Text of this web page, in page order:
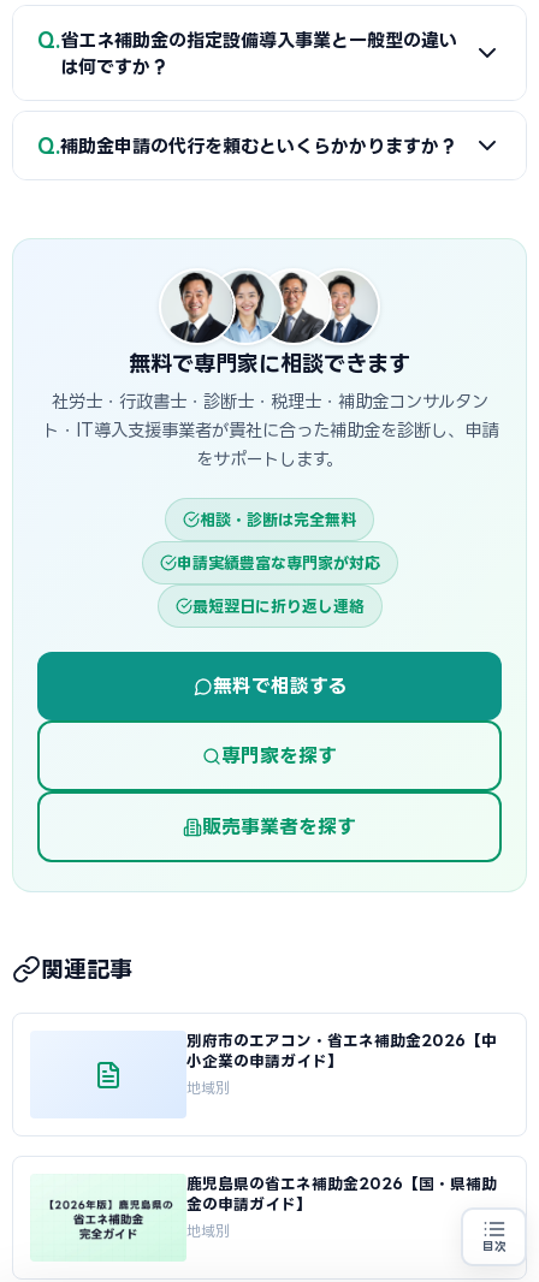
る組み合わせが一般的です。福岡市経済観光文化局で最適な
経費配分の事前確認をお勧めします。
A
省エネ補助金（SII類型）の申請に必要な基本書類は、G
ビズIDプライム・省エネ計算書（現状比較）・設備メーカー
メーカーまたは省エネ診断機関の協力が必要です。福岡市経
済観光文化局で対象設備・申請書類の確認と診断機関の紹介
Q 省エネ補助金の指定設備導入事業と一般型の違い
は何ですか？
A
指定設備導入事業は事前登録された省エネ設備から選ぶ
Q 補助金申請の代行を頼むといくらかかりますか？
す。当サイトでは福岡市に対応した専門家を無料でご紹介して
無料で専門家に相談できます
社労士・行政書士・診断士・税理士・補助金コンサルタン
ト・IT導入支援事業者が貴社に合った補助金を診断し、申請
をサポートします。
相談・診断は完全無料
申請実績豊富な専門家が対応
最短翌日に折り返し連絡
無料で相談する
専門家を探す
販売事業者を探す
関連記事
別府市のエアコン・省エネ補助金2026【中
小企業の申請ガイド】
地域別
鹿児島県の省エネ補助金2026【国・県補助
金の申請ガイド】
地域別
目次
省エネ設備の導入をお考えの方